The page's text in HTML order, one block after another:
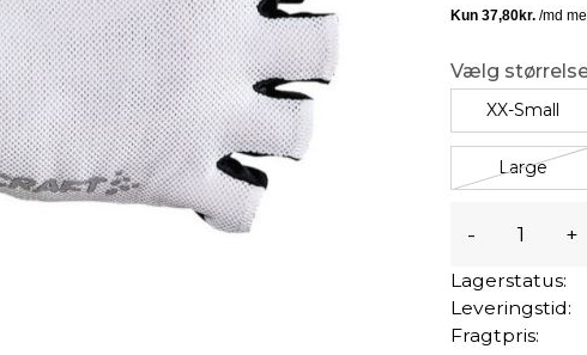
Vælg
XX-Small
Large
- +
Lagerstatus:
Leveringstid:
Fragtpris: